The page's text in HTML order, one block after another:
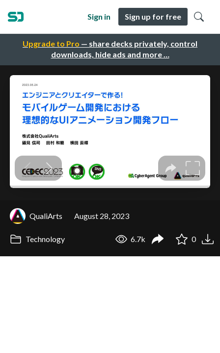
Upgrade to Pro — share decks privately, control
downloads, hide ads and more …
Sign in Sign up for free
QualiArts August 28, 2023
Technology 6.7k 0